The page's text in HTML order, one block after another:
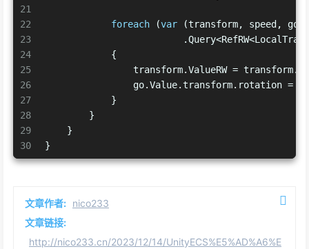
21
22
23
24
25
26
27
28
29
30
foreach (var (transform, speed, go)
            {
transform.ValueRW =
go.Value.transform.rotation =
            }
        }
    }
}
文章作者: nico233
文章链接:
http://nico233.cn/2023/12/14/UnityECS%E5%AD%A6%E